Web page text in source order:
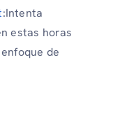
:Intenta
estas horas
de